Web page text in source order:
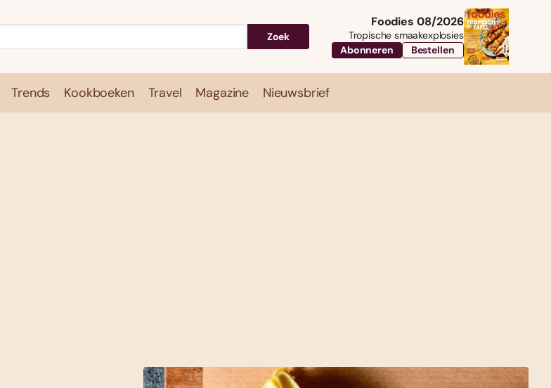
Zoek
Foodies 08/2026
Tropische smaakexplosies
Abonneren
Bestellen
Trends Kookboeken Travel Magazine Nieuwsbrief